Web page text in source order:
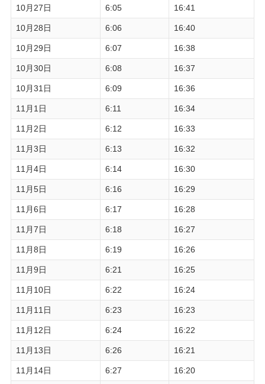
10月27日 6:05 16:41
10月28日 6:06 16:40
10月29日 6:07 16:38
10月30日 6:08 16:37
10月31日 6:09 16:36
11月1日 6:11 16:34
11月2日 6:12 16:33
11月3日 6:13 16:32
11月4日 6:14 16:30
11月5日 6:16 16:29
11月6日 6:17 16:28
11月7日 6:18 16:27
11月8日 6:19 16:26
11月9日 6:21 16:25
11月10日 6:22 16:24
11月11日 6:23 16:23
11月12日 6:24 16:22
11月13日 6:26 16:21
11月14日 6:27 16:20